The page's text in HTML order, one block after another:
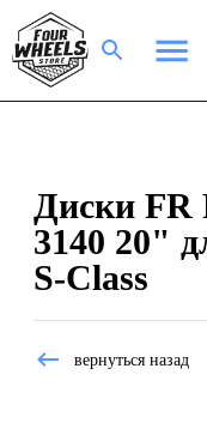
Диски FR
3140 20"
S-Class
вернуться назад